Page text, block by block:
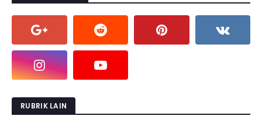
RUBRIK LAIN